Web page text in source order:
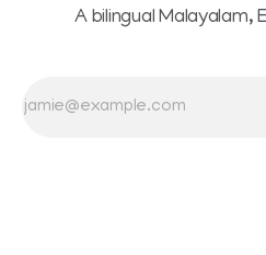
A bilingual Malayalam,